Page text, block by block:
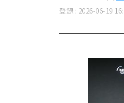
登録 : 2026-06-19